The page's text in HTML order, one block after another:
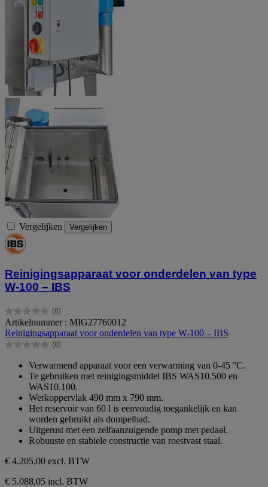
Vergelijken Vergelijken
Reinigingsapparaat voor onderdelen van type
W-100 – IBS
(0)
0.0
van
de
5
Artikelnummer : MIG27760012
Reinigingsapparaat voor onderdelen van type W-100 – IBS
(0)
0.0
sterren.
Verwarmend apparaat voor een verwarming van 0-45 °C.
Te gebruiken met reinigingsmiddel IBS WAS10.500 en
WAS10.100.
Werkoppervlak 490 mm x 790 mm.
Het reservoir van 60 l is eenvoudig toegankelijk en kan
worden gebruikt als dompelbad.
Uitgerust met een zelfaanzuigende pomp met pedaal.
Robuuste en stabiele constructie van roestvast staal.
€ 4.205,00 excl. BTW
€ 5.088,05 incl. BTW